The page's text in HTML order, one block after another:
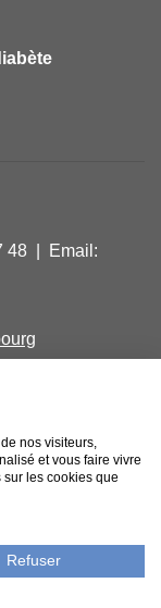
48 | Email:
nos visiteurs,
et vous faire vivre
les cookies que
Refuser